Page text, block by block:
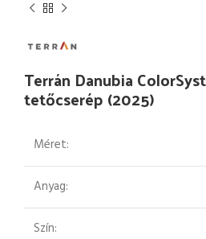
Terrán Danubia
tetőcserép (2025)
Méret:
Anyag:
Szín: